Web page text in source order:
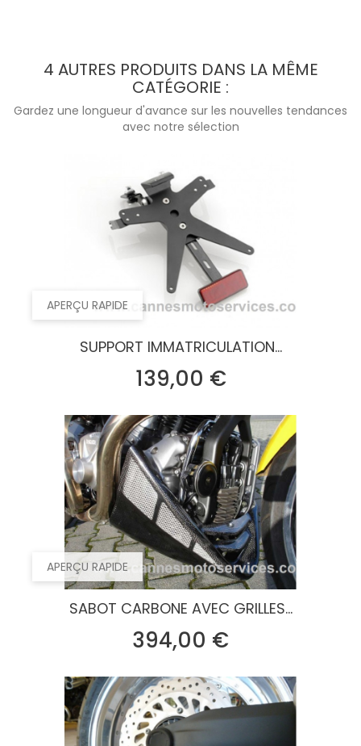
4 AUTRES PRODUITS DANS LA MÊME
CATÉGORIE :
Gardez une longueur d'avance sur les nouvelles tendances
avec notre sélection
APERÇU RAPIDE
SUPPORT IMMATRICULATION...
139,00 €Prix
APERÇU RAPIDE
SABOT CARBONE AVEC GRILLES...
394,00 €